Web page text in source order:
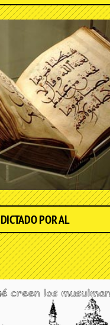
DICTADO POR AL